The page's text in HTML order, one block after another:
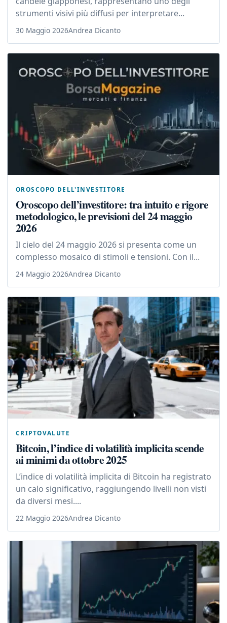
strumenti visivi più diffusi per interpretare...
30 Maggio 2026Andrea Dicanto
OROSCOPO DELL'INVESTITORE
Oroscopo dell’investitore: tra intuito e rigore
metodologico, le previsioni del 24 maggio
2026
Il cielo del 24 maggio 2026 si presenta come un
complesso mosaico di stimoli e tensioni. Con il...
24 Maggio 2026Andrea Dicanto
CRIPTOVALUTE
Bitcoin, l’indice di volatilità implicita scende
ai minimi da ottobre 2025
L’indice di volatilità implicita di Bitcoin ha registrato
un calo significativo, raggiungendo livelli non visti
da diversi mesi....
22 Maggio 2026Andrea Dicanto